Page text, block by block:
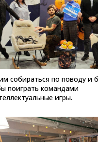
собираться по поводу и
поиграть командами
игры.